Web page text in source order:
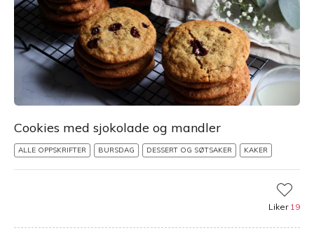
Cookies med sjokolade og mandler
ALLE OPPSKRIFTER BURSDAG DESSERT OG SØTSAKER KAKER
Liker 19